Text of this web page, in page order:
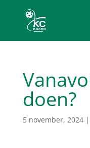
doen?
5 november, 2024|